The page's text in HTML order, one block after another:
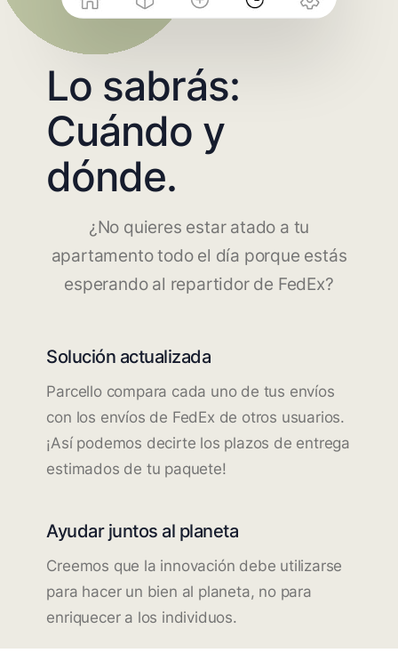
Lo sabrás:
Cuándo y
dónde.
¿No quieres estar atado a tu
apartamento todo el día porque estás
esperando al repartidor de FedEx?
Solución actualizada
Parcello compara cada uno de tus envíos
con los envíos de FedEx de otros usuarios.
¡Así podemos decirte los plazos de entrega
estimados de tu paquete!
Ayudar juntos al planeta
Creemos que la innovación debe utilizarse
para hacer un bien al planeta, no para
enriquecer a los individuos.